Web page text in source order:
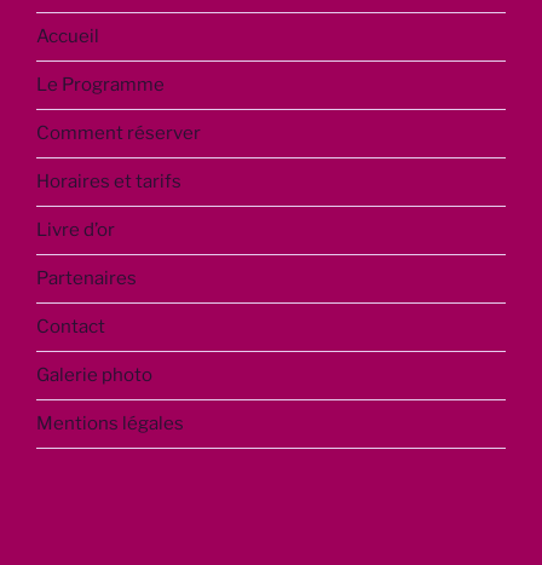
Accueil
Le Programme
Comment réserver
Horaires et tarifs
Livre d’or
Partenaires
Contact
Galerie photo
Mentions légales